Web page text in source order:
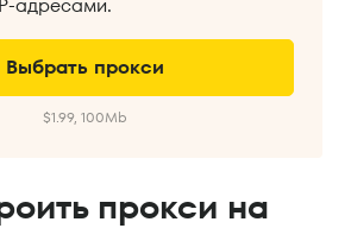
Выбрать прокси
$1.99, 100Mb
прокси на